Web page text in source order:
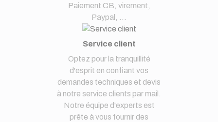
Paiement CB, virement,
Paypal, ...
Service client
Optez pour la tranquillité
d'esprit en confiant vos
demandes techniques et devis
à notre service clients par mail.
Notre équipe d'experts est
prête à vous fournir des